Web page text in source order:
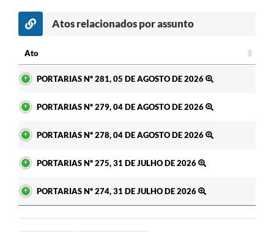
Atos relacionados por assunto
Ato
PORTARIAS Nº 281, 05 DE AGOSTO DE 2026
PORTARIAS Nº 279, 04 DE AGOSTO DE 2026
PORTARIAS Nº 278, 04 DE AGOSTO DE 2026
PORTARIAS Nº 275, 31 DE JULHO DE 2026
PORTARIAS Nº 274, 31 DE JULHO DE 2026